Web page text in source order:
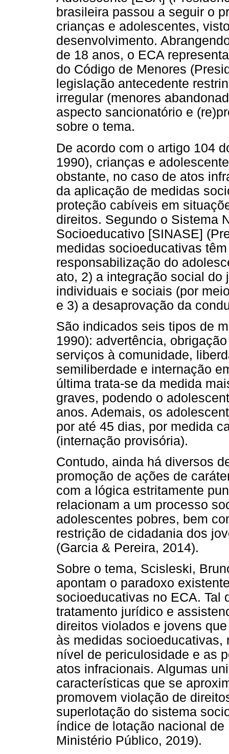
brasileira passou a seguir o
crianças e adolescentes,
desenvolvimento.
de 18 anos, o ECA
do Código de Menores
legislação antecedente
irregular (menores
aspecto sancionatório e
sobre o tema.
De acordo com o artigo 104
1990), crianças e
obstante, no caso de atos
da aplicação de medidas
proteção cabíveis em
direitos. Segundo o Sistema
Socioeducativo [SINASE]
medidas socioeducativas
responsabilização do
ato, 2) a integração social
individuais e sociais (por
e 3) a desaprovação da
São indicados seis tipos de
1990): advertência,
serviços à comunidade,
semiliberdade e internação
última trata-se da medida
graves, podendo o
anos. Ademais, os
por até 45 dias, por medida
(internação provisória).
Contudo, ainda há diversos
promoção de ações de
com a lógica estritamente
relacionam a um processo
adolescentes pobres, bem
restrição de cidadania dos
(Garcia & Pereira, 2014).
Sobre o tema, Scisleski,
apontam o paradoxo
socioeducativas no ECA. Tal
tratamento jurídico e
direitos violados e jovens
às medidas
nível de periculosidade e as
atos infracionais. Algumas
características que se
promovem violação de
superlotação do sistema
índice de lotação nacional
Ministério Público, 2019).